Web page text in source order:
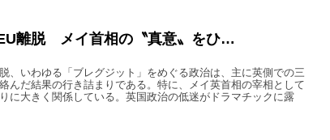
離脱 メイ首相の〝真意〟をひ…
、いわゆる「ブレグジット」をめぐる政治は、主に英側での三
んだ結果の行き詰まりである。特に、メイ英首相の宰相として
に大きく関係している。英国政治の低迷がドラマチックに露